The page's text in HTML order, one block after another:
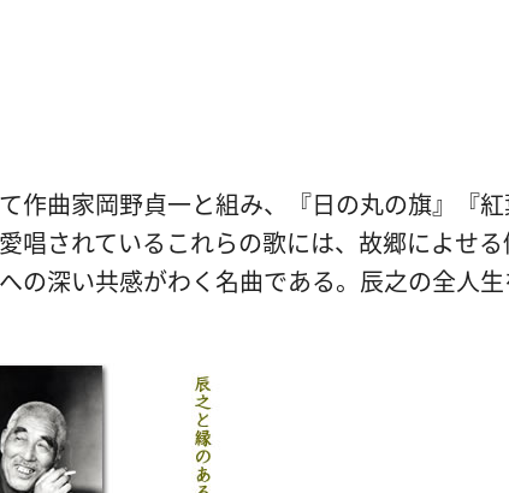
作曲家岡野貞一と組み、『日の丸の旗』『
唱されているこれらの歌には、故郷によせ
の深い共感がわく名曲である。辰之の全人